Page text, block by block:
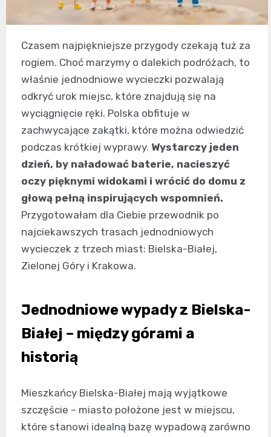
Czasem najpiękniejsze przygody czekają tuż za
rogiem. Choć marzymy o dalekich podróżach, to
właśnie jednodniowe wycieczki pozwalają
odkryć urok miejsc, które znajdują się na
wyciągnięcie ręki. Polska obfituje w
zachwycające zakątki, które można odwiedzić
podczas krótkiej wyprawy. Wystarczy jeden
dzień, by naładować baterie, nacieszyć
oczy pięknymi widokami i wrócić do domu z
głową pełną inspirujących wspomnień.
Przygotowałam dla Ciebie przewodnik po
najciekawszych trasach jednodniowych
wycieczek z trzech miast: Bielska-Białej,
Zielonej Góry i Krakowa.
Jednodniowe wypady z Bielska-
Białej – między górami a
historią
Mieszkańcy Bielska-Białej mają wyjątkowe
szczęście – miasto położone jest w miejscu,
które stanowi idealną bazę wypadową zarówno